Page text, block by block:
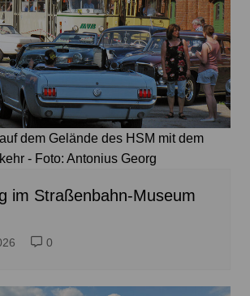
dem Gelände des HSM mit dem
- Foto: Antonius Georg
im Straßenbahn-Museum
0